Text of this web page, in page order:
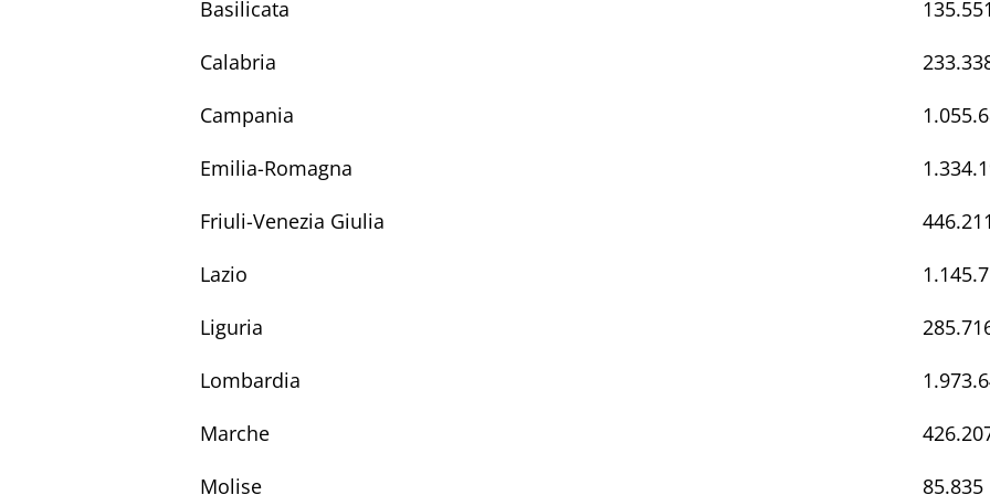
Basilicata
135.551
Calabria
Campania
Emilia-Romagna
Friuli-Venezia Giulia
446.211
Lazio
Liguria
Lombardia
Marche
Molise
85.835